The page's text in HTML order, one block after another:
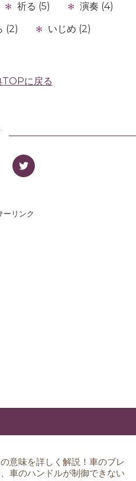
祈る (5)
演奏 (4)
(2) いじめ (2)
TOPに戻る
ーリンク
意味を詳しく解説！車のブレ
車のハンドルが制御できない